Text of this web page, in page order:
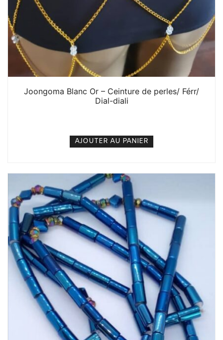
Joongoma Blanc Or – Ceinture de perles/ Férr/
Dial-diali
AJOUTER AU PANIER